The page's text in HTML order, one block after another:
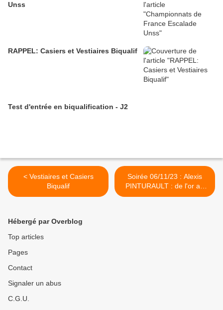
Unss
RAPPEL: Casiers et Vestiaires Biqualif
Test d'entrée en biqualification - J2
< Vestiaires et Casiers
Biqualif
Soirée 06/11/23 : Alexis
PINTURAULT : de l'or au
cristal >
Hébergé par Overblog
Top articles
Pages
Contact
Signaler un abus
C.G.U.